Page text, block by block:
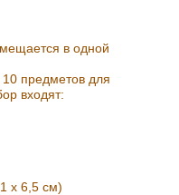
в одной
предметов для
входят:
x 6,5 см)